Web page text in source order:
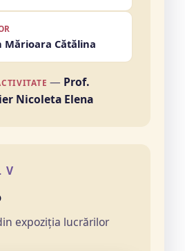
Mărioara Cătălina
— Prof.
Nicoleta Elena
V
expoziția lucrărilor